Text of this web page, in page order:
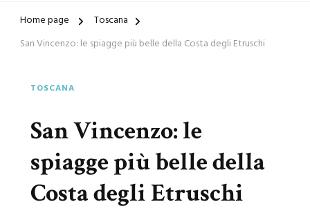
Home page
Toscana
San Vincenzo: le spiagge più belle della Costa degli Etruschi
TOSCANA
San Vincenzo: le
spiagge più belle della
Costa degli Etruschi